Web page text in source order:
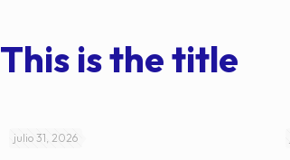
This is the title
julio 31, 2026